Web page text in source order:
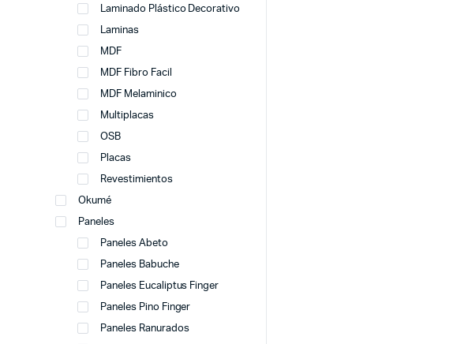
Laminado Plástico Decorativo
Laminas
MDF
MDF Fibro Facil
MDF Melaminico
Multiplacas
OSB
Placas
Revestimientos
Okumé
Paneles
Paneles Abeto
Paneles Babuche
Paneles Eucaliptus Finger
Paneles Pino Finger
Paneles Ranurados